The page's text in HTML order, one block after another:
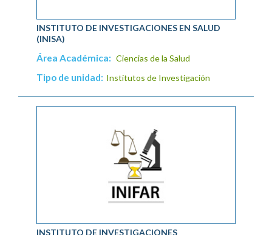
INSTITUTO DE INVESTIGACIONES EN SALUD
(INISA)
Área Académica: Ciencias de la Salud
Tipo de unidad: Institutos de Investigación
INSTITUTO DE INVESTIGACIONES